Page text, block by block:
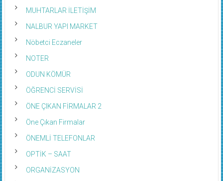
MUHTARLAR İLETİŞİM
NALBUR YAPI MARKET
Nöbetci Eczaneler
NOTER
ODUN KÖMÜR
ÖĞRENCİ SERVİSİ
ÖNE ÇIKAN FİRMALAR 2
Öne Çıkan Firmalar
ÖNEMLİ TELEFONLAR
OPTİK – SAAT
ORGANİZASYON